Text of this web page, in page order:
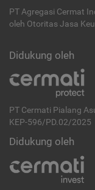
PT Agregasi Cermat
oleh Otoritas Jasa
Didukung oleh
PT Cermati Pialang
KEP-596/PD.02/2025
Didukung oleh